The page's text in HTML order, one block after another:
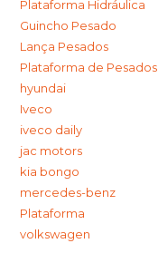
Plataforma Hidráulica
Guincho Pesado
Lança Pesados
Plataforma de Pesados
hyundai
Iveco
iveco daily
jac motors
kia bongo
mercedes-benz
Plataforma
volkswagen